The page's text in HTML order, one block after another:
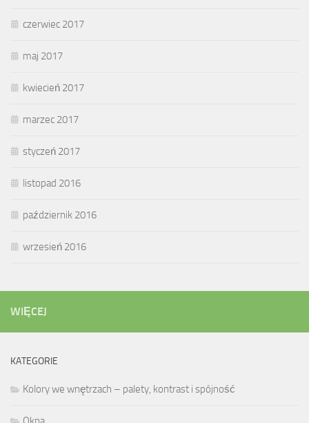
czerwiec 2017
maj 2017
kwiecień 2017
marzec 2017
styczeń 2017
listopad 2016
październik 2016
wrzesień 2016
WIĘCEJ
KATEGORIE
Kolory we wnętrzach – palety, kontrast i spójność